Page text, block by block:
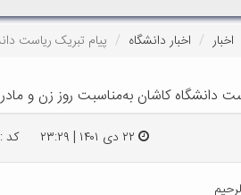
اخبار اخبار دانشگاه پیام تبریک ریاست
دانشگاه کاشان به‌مناسبت روز زن و مادر
۲۲ دی ۱۴۰۱ | ۲۳:۲۹ کد : ۲۱۲۱۸